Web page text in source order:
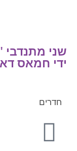
שני
ידי חמאס
חדרים